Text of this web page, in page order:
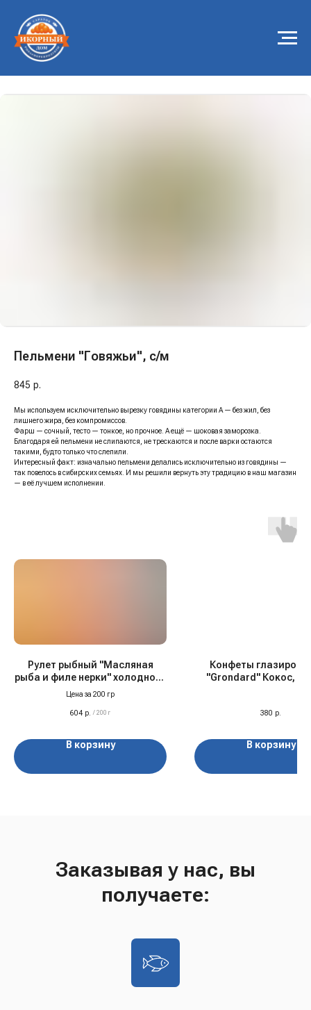
Пельмени "Говяжьи", с/м
845 р.
Мы используем исключительно вырезку говядины категории А — без жил, без
лишнего жира, без компромиссов.
Фарш — сочный, тесто — тонкое, но прочное. А ещё — шоковая заморозка.
Благодаря ей пельмени не слипаются, не трескаются и после варки остаются
такими, будто только что слепили.
Интересный факт: изначально пельмени делались исключительно из говядины —
так повелось в сибирских семьях. И мы решили вернуть эту традицию в наш магазин
— в её лучшем исполнении.
Рулет рыбный "Масляная
рыба и филе нерки" холодного
копчения
Цена за 200 гр
604 р. / 200 г
В корзину
Конфеты
"Grondard" Кокос,
380 р.
В корзину
Заказывая у нас, вы
получаете: